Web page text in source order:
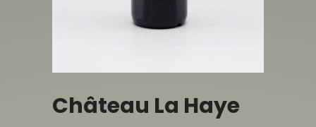
Château La Haye